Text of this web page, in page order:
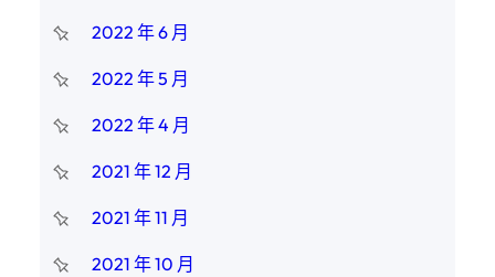
2022 年 6 月
2022 年 5 月
2022 年 4 月
2021 年 12 月
2021 年 11 月
2021 年 10 月